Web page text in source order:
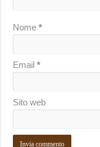
Nome*
Email*
Sito web